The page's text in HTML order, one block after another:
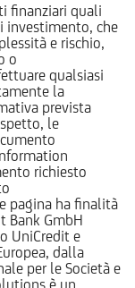
finanziari quali
investimento, che
e rischio,
o
qualsiasi
la
prevista
le
richiesto
pagina ha finalità
Bank GmbH
UniCredit e
dalla
per le Società e
è un